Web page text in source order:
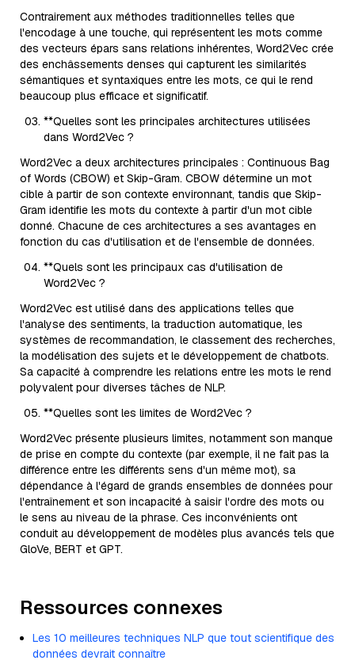
Contrairement aux méthodes traditionnelles telles que
l'encodage à une touche, qui représentent les mots comme
des vecteurs épars sans relations inhérentes, Word2Vec crée
des enchâssements denses qui capturent les similarités
sémantiques et syntaxiques entre les mots, ce qui le rend
beaucoup plus efficace et significatif.
**Quelles sont les principales architectures utilisées
dans Word2Vec ?
Word2Vec a deux architectures principales : Continuous Bag
of Words (CBOW) et Skip-Gram. CBOW détermine un mot
cible à partir de son contexte environnant, tandis que Skip-
Gram identifie les mots du contexte à partir d'un mot cible
donné. Chacune de ces architectures a ses avantages en
fonction du cas d'utilisation et de l'ensemble de données.
**Quels sont les principaux cas d'utilisation de
Word2Vec ?
Word2Vec est utilisé dans des applications telles que
l'analyse des sentiments, la traduction automatique, les
systèmes de recommandation, le classement des recherches,
la modélisation des sujets et le développement de chatbots.
Sa capacité à comprendre les relations entre les mots le rend
polyvalent pour diverses tâches de NLP.
**Quelles sont les limites de Word2Vec ?
Word2Vec présente plusieurs limites, notamment son manque
de prise en compte du contexte (par exemple, il ne fait pas la
différence entre les différents sens d'un même mot), sa
dépendance à l'égard de grands ensembles de données pour
l'entraînement et son incapacité à saisir l'ordre des mots ou
le sens au niveau de la phrase. Ces inconvénients ont
conduit au développement de modèles plus avancés tels que
GloVe, BERT et GPT.
Ressources connexes
Les 10 meilleures techniques NLP que tout scientifique des
données devrait connaître